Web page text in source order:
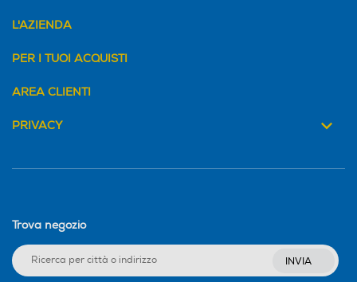
L'AZIENDA
PER I TUOI ACQUISTI
AREA CLIENTI
PRIVACY
Trova negozio
INVIA